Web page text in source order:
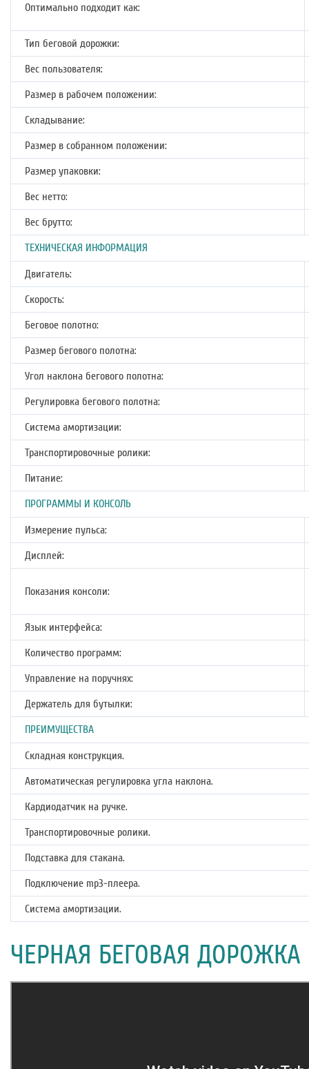
Оптимально подходит как:
Тип беговой дорожки:
Вес пользователя:
Размер в рабочем положении:
Складывание:
Размер в собранном положении:
Размер упаковки:
Вес нетто:
Вес брутто:
ТЕХНИЧЕСКАЯ ИНФОРМАЦИЯ
Двигатель:
Скорость:
Беговое полотно:
Размер бегового полотна:
Угол наклона бегового полотна:
Регулировка бегового полотна:
Система амортизации:
Транспортировочные ролики:
Питание:
ПРОГРАММЫ И КОНСОЛЬ
Измерение пульса:
Дисплей:
Показания консоли:
Язык интерфейса:
Количество программ:
Управление на поручнях:
Держатель для бутылки:
ПРЕИМУЩЕСТВА
Складная конструкция.
Автоматическая регулировка угла наклона.
Кардиодатчик на ручке.
Транспортировочные ролики.
Подставка для стакана.
Подключение mp3-плеера.
Система амортизации.
ЧЕРНАЯ БЕГОВАЯ ДОРОЖКА